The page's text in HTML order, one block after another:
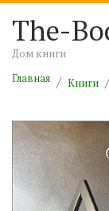
The-
Дом книги
Главная
Книги